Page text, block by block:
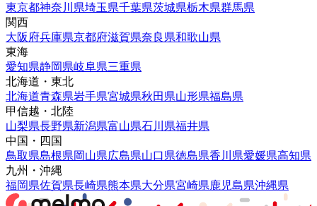
東京都神奈川県埼玉県千葉県茨城県栃木県群馬県
関西
大阪府兵庫県京都府滋賀県奈良県和歌山県
東海
愛知県静岡県岐阜県三重県
北海道・東北
北海道青森県岩手県宮城県秋田県山形県福島県
甲信越・北陸
山梨県長野県新潟県富山県石川県福井県
中国・四国
鳥取県島根県岡山県広島県山口県徳島県香川県愛媛県高知県
九州・沖縄
福岡県佐賀県長崎県熊本県大分県宮崎県鹿児島県沖縄県